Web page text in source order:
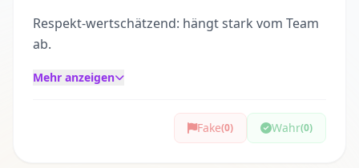
Respekt-wertschätzend: hängt stark vom Team
ab.
Mehr anzeigen
Fake(0) Wahr(0)